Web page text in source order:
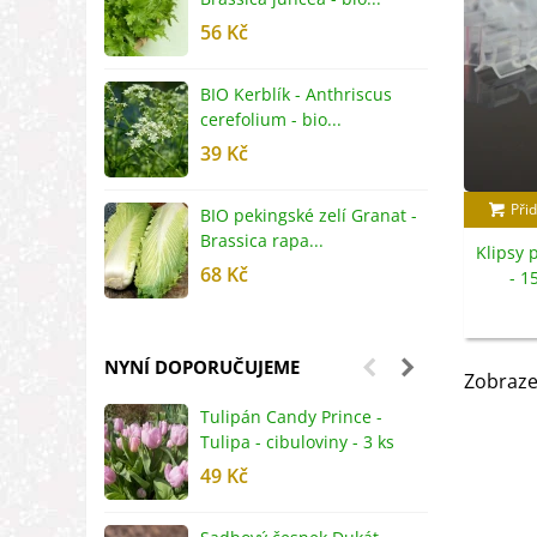
56 Kč
BIO Kerblík - Anthriscus
cerefolium - bio...
39 Kč
BIO pekingské zelí Granat -
Brassica rapa...
68 Kč
NYNÍ DOPORUČUJEME
Tulipán Candy Prince -
Tulipa - cibuloviny - 3 ks
49 Kč
Klipsy
-